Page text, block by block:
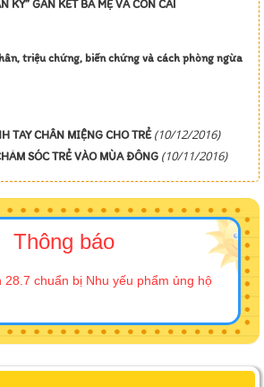
KỲ” GẮN KẾT BA MẸ VÀ CON CÁI
triệu chứng, biến chứng và cách phòng ngừa
TAY CHÂN MIỆNG CHO TRẺ (10/12/2016)
SÓC TRẺ VÀO MÙA ĐÔNG (10/11/2016)
Thông báo
chuẩn bị Nhu yếu phẩm ủng hộ